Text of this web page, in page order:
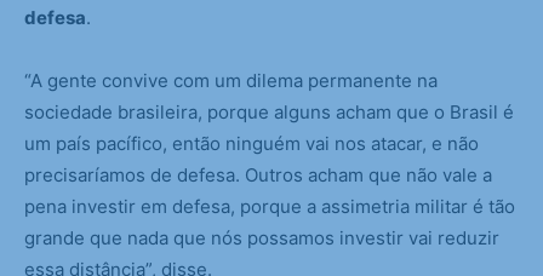
defesa.
“A gente convive com um dilema permanente na
sociedade brasileira, porque alguns acham que o Brasil é
um país pacífico, então ninguém vai nos atacar, e não
precisaríamos de defesa. Outros acham que não vale a
pena investir em defesa, porque a assimetria militar é tão
grande que nada que nós possamos investir vai reduzir
essa distância”, disse.